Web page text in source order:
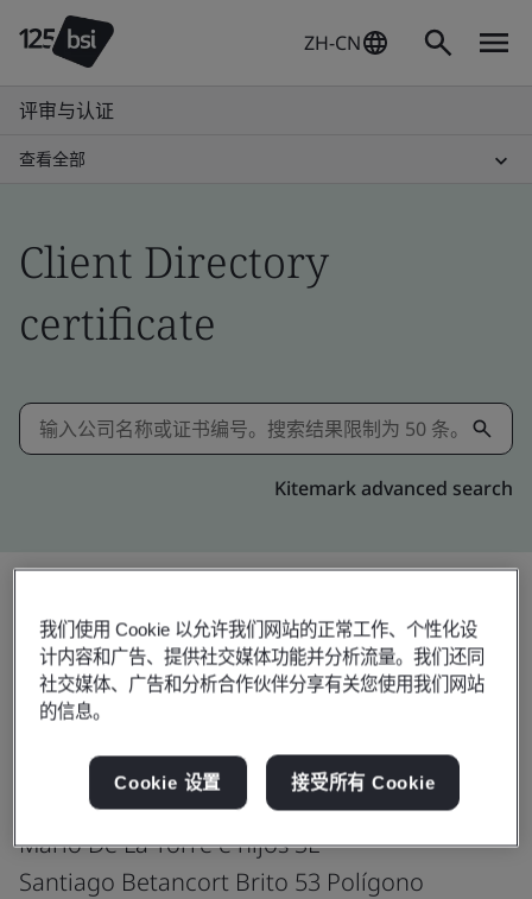
ZH-CN
评审与认证
查看全部
Client Directory
certificate
Kitemark advanced search
分享:
Negative pressure RPE
Mario De La Torre e hijos SL
Santiago Betancort Brito 53 Polígono
我们使用 Cookie 以允许我们网站的正常工作、个性化设
计内容和广告、提供社交媒体功能并分析流量。我们还同
社交媒体、广告和分析合作伙伴分享有关您使用我们网站
的信息。
Cookie 设置 接受所有 Cookie